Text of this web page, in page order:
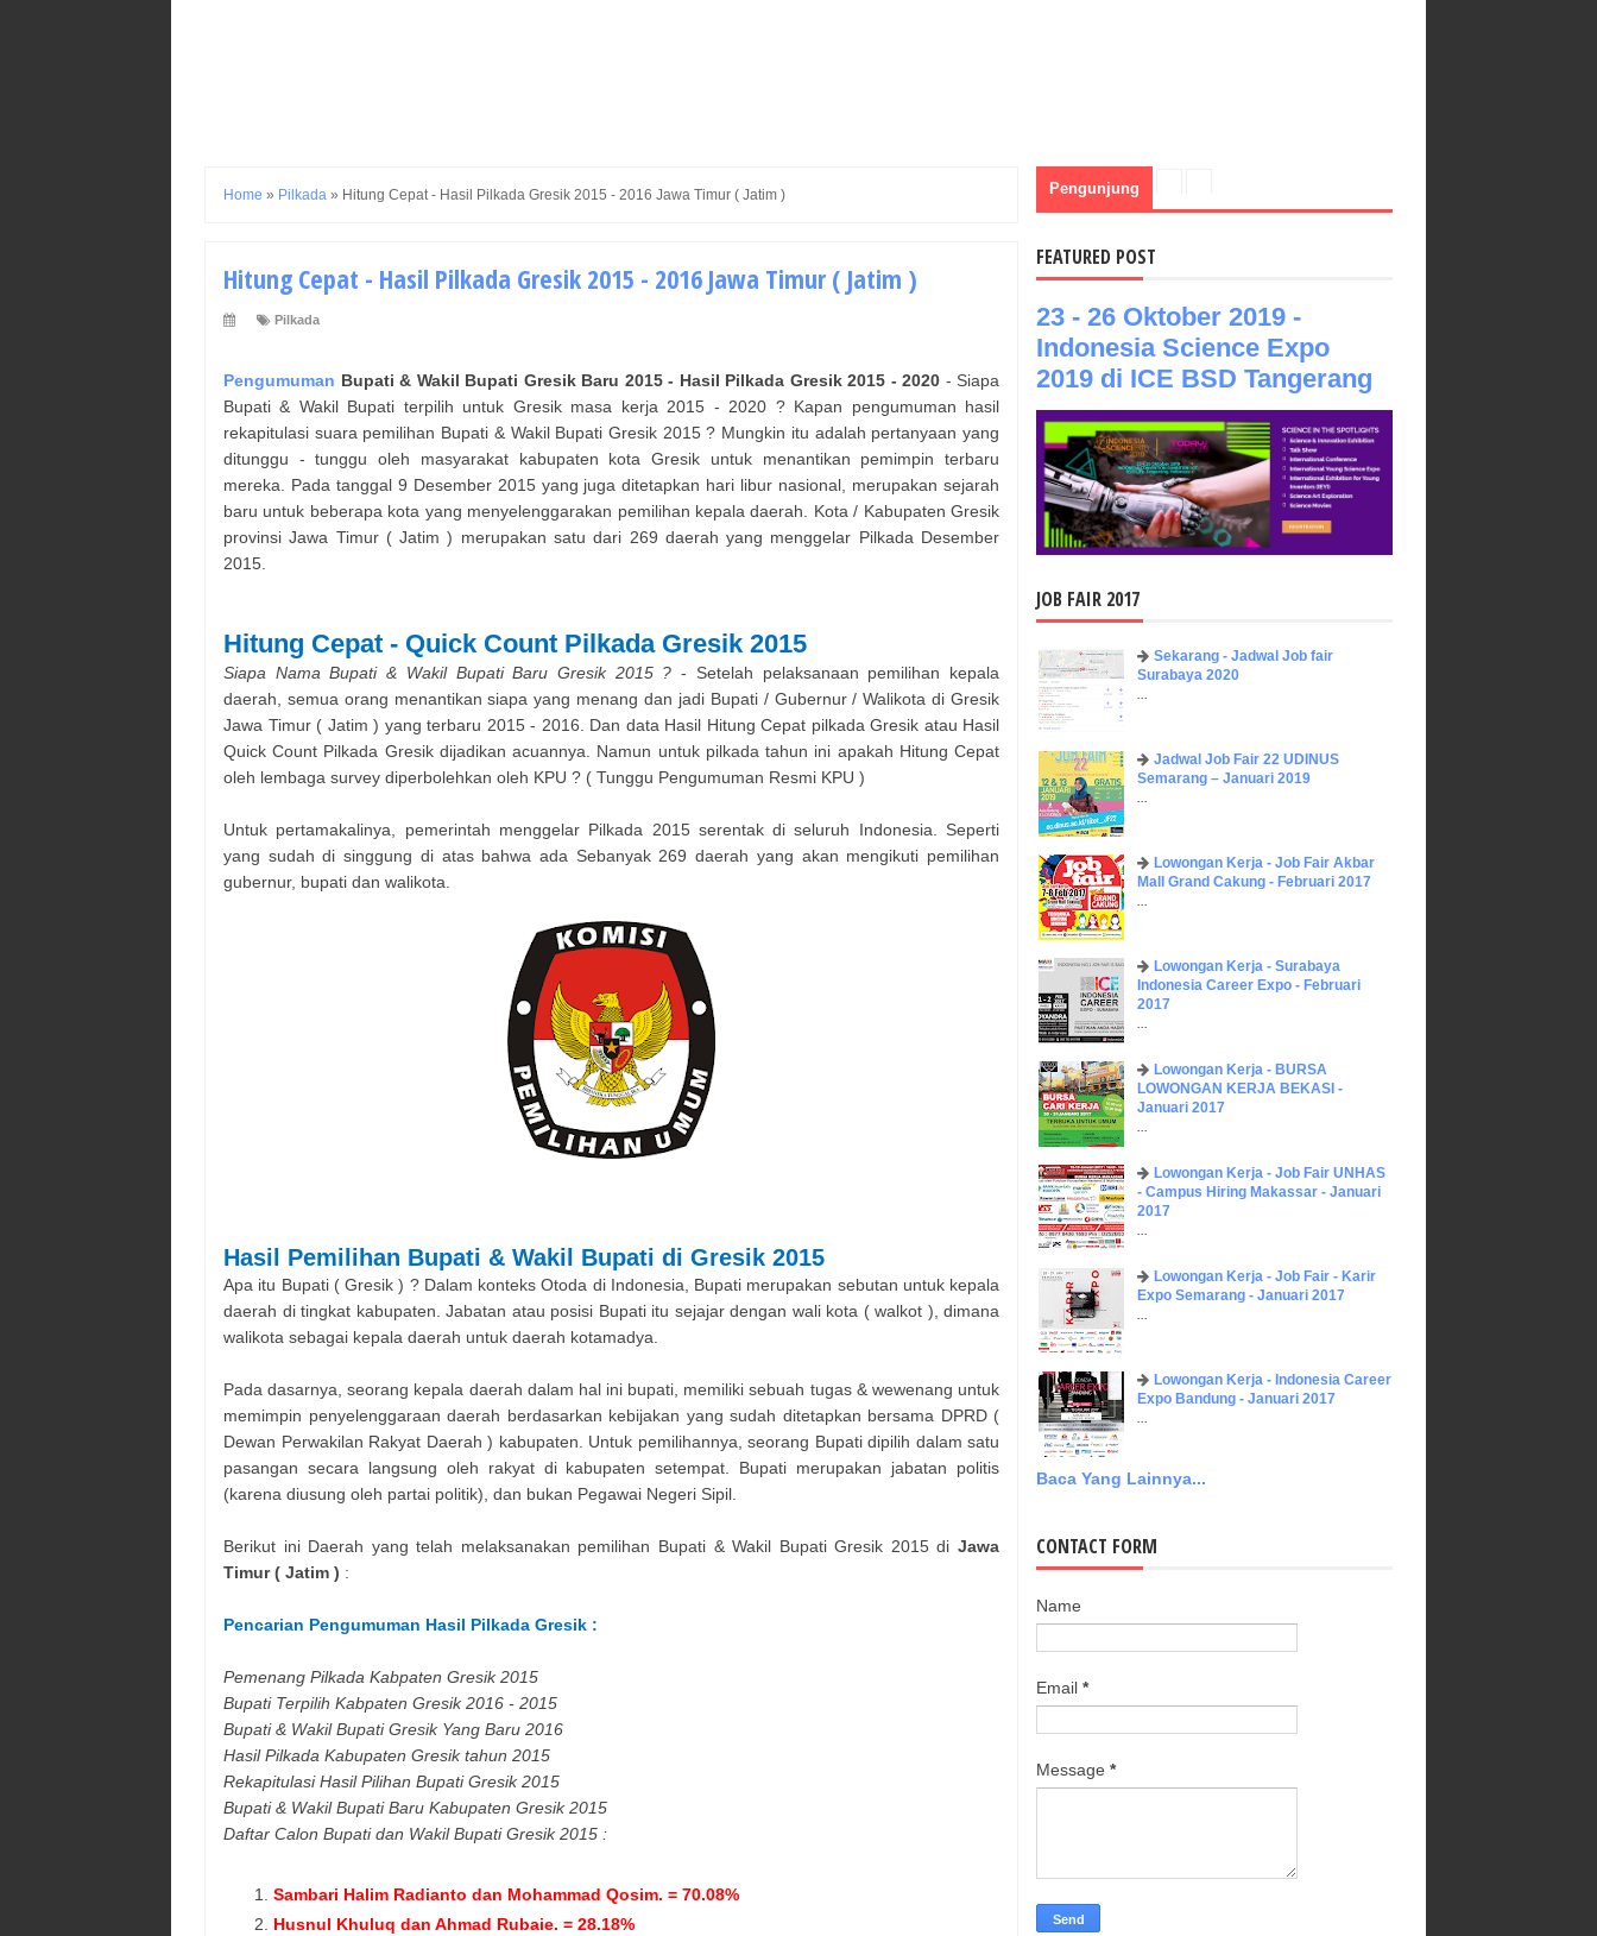
Home » Pilkada » Hitung Cepat - Hasil Pilkada Gresik 2015 - 2016 Jawa Timur ( Jatim )
Hitung Cepat - Hasil Pilkada Gresik 2015 - 2016 Jawa Timur ( Jatim )
Pilkada
Pengumuman Bupati & Wakil Bupati Gresik Baru 2015 - Hasil Pilkada Gresik 2015 - 2020 - Siapa
Bupati & Wakil Bupati terpilih untuk Gresikmasa kerja 2015 - 2020 ? Kapan pengumuman hasil
rekapitulasi suara pemilihan Bupati & Wakil Bupati Gresik 2015 ? Mungkin itu adalah pertanyaan yang
ditunggu - tunggu oleh masyarakat kabupaten kotaGresik untuk menantikan pemimpin terbaru
mereka. Pada tanggal 9 Desember 2015 yang juga ditetapkan hari libur nasional, merupakan sejarah
baru untuk beberapa kota yang menyelenggarakan pemilihan kepala daerah. Kota / Kabupaten Gresik
provinsiJawa Timur ( Jatim ) merupakan satu dari 269 daerah yang menggelar Pilkada Desember
2015.
Hitung Cepat - Quick Count Pilkada Gresik 2015
Siapa NamaBupati & Wakil BupatiBaruGresik2015 ? - Setelah pelaksanaan pemilihan kepala
daerah, semua orang menantikan siapa yang menang dan jadi Bupati / Gubernur / Walikota di Gresik
Jawa Timur ( Jatim ) yang terbaru 2015 - 2016. Dan data Hasil Hitung Cepat pilkada Gresik atau Hasil
Quick Count Pilkada Gresikdijadikan acuannya. Namun untuk pilkada tahun ini apakah Hitung Cepat
oleh lembaga survey diperbolehkan oleh KPU ? ( Tunggu Pengumuman Resmi KPU )
Untuk pertamakalinya, pemerintah menggelar Pilkada 2015 serentak di seluruh Indonesia. Seperti
yang sudah di singgung di atas bahwa ada Sebanyak 269 daerah yang akan mengikuti pemilihan
gubernur, bupati dan walikota.
Hasil Pemilihan Bupati & Wakil Bupati di Gresik 2015
Apa itu Bupati ( Gresik ) ? Dalam konteks Otoda di Indonesia, Bupati merupakan sebutan untuk kepala
daerah di tingkat kabupaten. Jabatan atau posisi Bupati itu sejajar dengan wali kota ( walkot ), dimana
walikota sebagai kepala daerah untuk daerah kotamadya.
Pada dasarnya, seorang kepala daerah dalam hal ini bupati, memiliki sebuah tugas & wewenang untuk
memimpin penyelenggaraan daerah berdasarkan kebijakan yang sudah ditetapkan bersama DPRD (
Dewan Perwakilan Rakyat Daerah ) kabupaten. Untuk pemilihannya, seorang Bupati dipilih dalam satu
pasangan secara langsung oleh rakyat di kabupaten setempat. Bupati merupakan jabatan politis
(karena diusung oleh partai politik), dan bukan Pegawai Negeri Sipil.
Berikut ini Daerah yang telah melaksanakan pemilihan Bupati & Wakil Bupati Gresik 2015 diJawa
Timur ( Jatim ) :
Pencarian Pengumuman Hasil Pilkada Gresik :
Pemenang Pilkada Kabpaten Gresik2015
Bupati Terpilih Kabpaten Gresik2016 - 2015
Bupati & Wakil Bupati GresikYang Baru 2016
Hasil Pilkada Kabupaten Gresiktahun 2015
Rekapitulasi Hasil Pilihan BupatiGresik2015
Bupati & Wakil Bupati Baru Kabupaten Gresik2015
Daftar Calon Bupati dan Wakil BupatiGresik2015 :
Sambari Halim Radianto dan Mohammad Qosim. = 70.08%
Husnul Khuluq dan Ahmad Rubaie. = 28.18%
Pengunjung
FEATURED POST
23 - 26 Oktober 2019 -
Indonesia Science Expo
2019 di ICE BSD Tangerang
JOB FAIR 2017
Sekarang - Jadwal Job fair
Surabaya 2020
...
Jadwal Job Fair 22 UDINUS
Semarang – Januari 2019
...
Lowongan Kerja - Job Fair ​Akbar ​
Mall Grand Cakung - Februari 2017
...
Lowongan Kerja - Surabaya
Indonesia Career Expo - Februari
2017
...
Lowongan Kerja - BURSA
LOWONGAN KERJA BEKASI -
Januari 2017
...
Lowongan Kerja - Job Fair UNHAS
- Campus Hiring Makassar - Januari
2017
...
Lowongan Kerja - Job Fair - Karir
Expo Semarang - Januari 2017
...
Lowongan Kerja - Indonesia Career
Expo Bandung - Januari 2017
...
Baca Yang Lainnya...
CONTACT FORM
Name
Email *
Message *